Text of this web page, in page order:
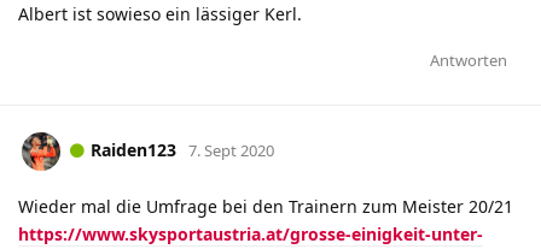
Albert ist sowieso ein lässiger Kerl.
Antworten
Raiden123 7. Sept 2020
Wieder mal die Umfrage bei den Trainern zum Meister 20/21
https://www.skysportaustria.at/grosse-einigkeit-unter-